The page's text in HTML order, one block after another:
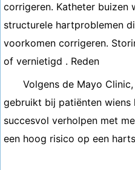
corrigeren. Katheter buizen
structurele hartproblemen
voorkomen corrigeren.
of vernietigd . Reden
Volgens de Mayo
gebruikt bij patiënten wiens
succesvol verholpen met
een hoog risico op een